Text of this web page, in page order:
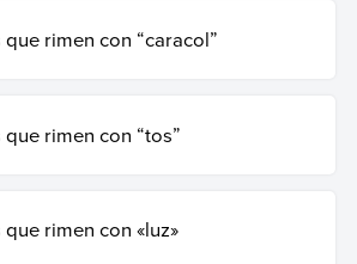
rimen con “caracol”
rimen con “tos”
rimen con «luz»